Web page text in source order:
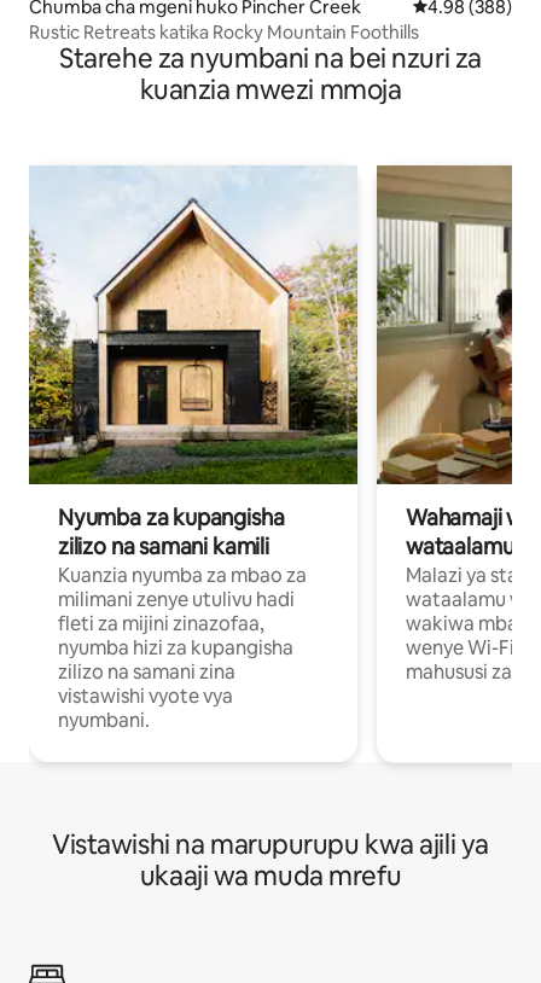
Chumba cha mgeni huko Pincher Creek Ukadiriaji wa
4.98 (388)
Rustic Retreats katika Rocky Mountain Foothills
Starehe za nyumbani na bei nzuri za
kuanzia mwezi mmoja
Nyumba za kupangisha
zilizo na samani kamili
Kuanzia nyumba za mbao za
milimani zenye utulivu hadi
fleti za mijini zinazofaa,
nyumba hizi za kupangisha
zilizo na samani zina
vistawishi vyote vya
nyumbani.
Wahamaji
wataalamu
Malazi ya
wataalamu
wakiwa mbali
wenye Wi-Fi
mahususi za
Vistawishi na marupurupu kwa ajili ya
ukaaji wa muda mrefu